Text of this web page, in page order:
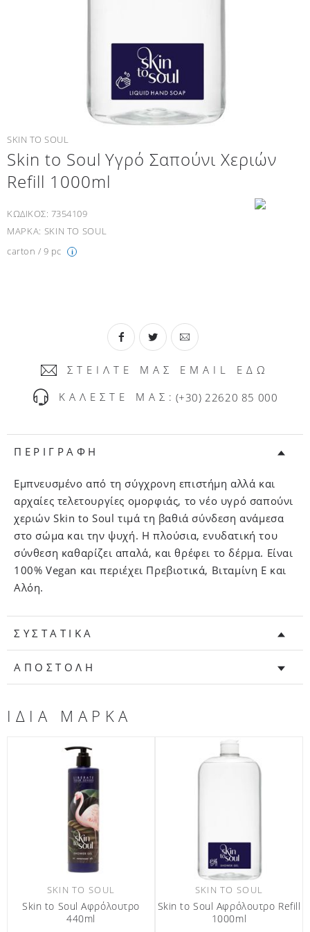
SKIN TO SOUL
Skin to Soul Υγρό Σαπούνι Χεριών
Refill 1000ml
ΚΩΔΙΚΟΣ: 7354109
ΜΑΡΚΑ: SKIN TO SOUL
carton / 9 pc
i
ΣΤΕΙΛΤΕ ΜΑΣ EMAIL ΕΔΩ
ΚΑΛΕΣΤΕ ΜΑΣ: (+30) 22620 85 000
ΠΕΡΙΓΡΑΦΗ
Εμπνευσμένο από τη σύγχρονη επιστήμη αλλά και
αρχαίες τελετουργίες ομορφιάς, το νέο υγρό σαπούνι
χεριών Skin to Soul τιμά τη βαθιά σύνδεση ανάμεσα
στο σώμα και την ψυχή. Η πλούσια, ενυδατική του
σύνθεση καθαρίζει απαλά, και θρέφει το δέρμα. Είναι
100% Vegan και περιέχει Πρεβιοτικά, Βιταμίνη Ε και
Αλόη.
ΣΥΣΤΑΤΙΚΑ
ΑΠΟΣΤΟΛΗ
ΙΔΙΑ ΜΑΡΚΑ
TO SOUL
Αφρόλουτρο Refill
SKIN TO SOUL
Skin to Soul Κρέμα Μαλλιών
Skin to